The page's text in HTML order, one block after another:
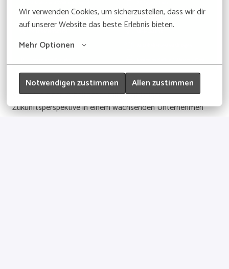
Wir verwenden Cookies, um sicherzustellen, dass wir dir
auf unserer Website das beste Erlebnis bieten.
Mehr Optionen
Notwendigen zustimmen Allen zustimmen
Wenn Sie einen Arbeitgeber mit langfristiger
Zukunftsperspektive in einem wachsenden Unternehmen